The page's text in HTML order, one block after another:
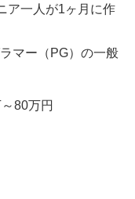
ア一人が1ヶ月に作
マー（PG）の一般
80万円